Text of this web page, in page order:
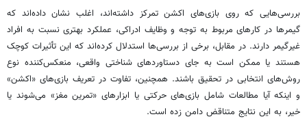
بررسی‌هایی که روی بازی‌های اکشن تمرکز داشته‌اند، اغلب نشان داده‌اند که
گیمرها در کارهای مربوط به توجه و وظایف ادراکی، عملکرد بهتری نسبت به افراد
غیرگیمر دارند. در مقابل، برخی از بررسی‌ها استدلال کرده‌اند که این تأثیرات کوچک
هستند یا ممکن است به جای دستاوردهای شناختی واقعی، منعکس‌کننده نوع
روش‌های انتخابی در تحقیق باشند. همچنین، تفاوت در تعریف بازی‌های «اکشن»
و اینکه آیا مطالعات شامل بازی‌های حرکتی یا ابزارهای «تمرین مغز» می‌شوند یا
خیر، به این نتایج متناقض دامن زده است.